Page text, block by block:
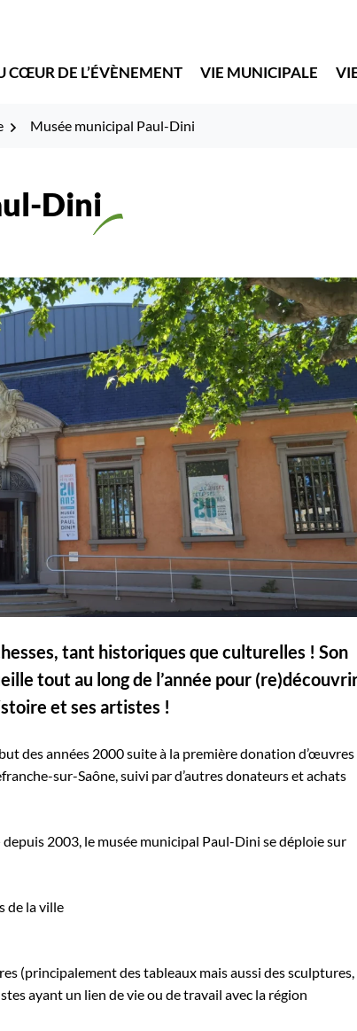
CŒUR DE L’ÉVÈNEMENT VIE MUNICIPALE
Musée municipal Paul-Dini
Dini
tant historiques que culturelles ! Son
tout au long de l’année pour
et ses artistes !
des années 2000 suite à la première donation d’œuvres
sur-Saône, suivi par d’autres donateurs et achats
2003, le musée municipal Paul-Dini se déploie sur
de la ville
(principalement des tableaux mais aussi des sculptures,
ayant un lien de vie ou de travail avec la région